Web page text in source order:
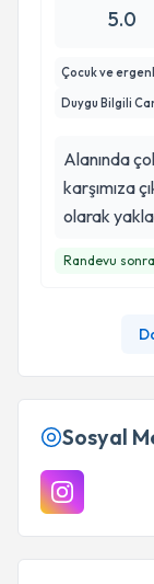
5.0
Çocuk ve
Duygu Bilgili
Alanında
karşımıza
olarak
Randevu
Sosyal